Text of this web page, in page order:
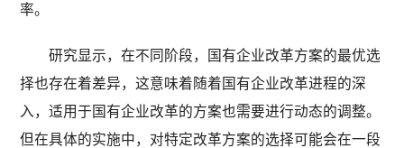
率。
研究显示，在不同阶段，国有企业改革方案的最优选
择也存在着差异，这意味着随着国有企业改革进程的深
入，适用于国有企业改革的方案也需要进行动态的调整。
但在具体的实施中，对特定改革方案的选择可能会在一段